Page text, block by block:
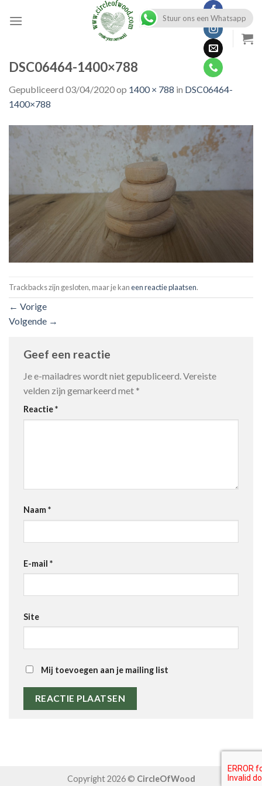
DSC06464-1400×788
Gepubliceerd 03/04/2020op 1400 × 788 in DSC06464-
1400×788
Trackbacks zijn gesloten, maar je kaneen reactie plaatsen.
← Vorige
Volgende →
Geef een reactie
Je e-mailadres wordt niet gepubliceerd.Vereiste
velden zijn gemarkeerd met *
Reactie*
Naam*
E-mail *
Site
Mij toevoegen aan je mailing list
Copyright 2026 © CircleOfWood
Stuur ons een Whatsapp